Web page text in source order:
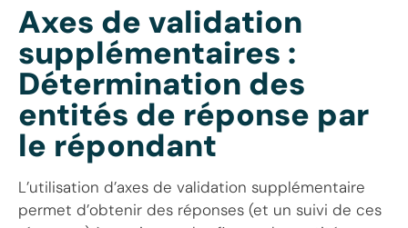
Axes de validation
supplémentaires :
Détermination des
entités de réponse par
le répondant
L’utilisation d’axes de validation supplémentaire
permet d’obtenir des réponses (et un suivi de ces